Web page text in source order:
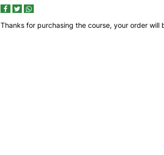
Thanks for purchasing the course, your order will